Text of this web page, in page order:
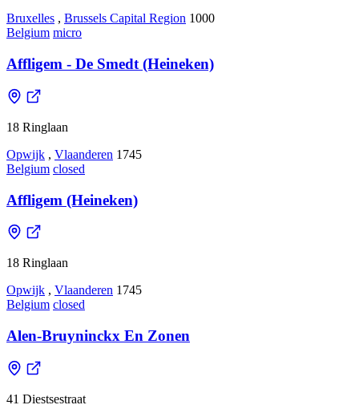
Bruxelles , Brussels Capital Region 1000
Belgium micro
Affligem - De Smedt (Heineken)
18 Ringlaan
Opwijk , Vlaanderen 1745
Belgium closed
Affligem (Heineken)
18 Ringlaan
Opwijk , Vlaanderen 1745
Belgium closed
Alen-Bruyninckx En Zonen
41 Diestsestraat